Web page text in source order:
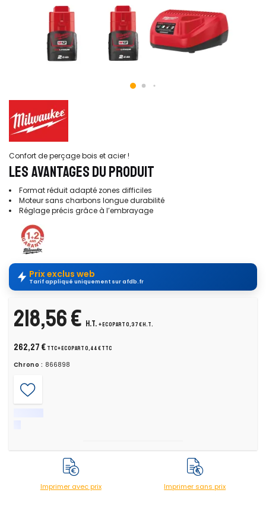
Confort de perçage bois et acier !
LES AVANTAGES DU PRODUIT
Format réduit adapté zones difficiles
Moteur sans charbons longue durabilité
Réglage précis grâce à l’embrayage
Prix exclus web
Tarif appliqué uniquement sur afdb.fr
218,56 € H.T. + ecopart 0,37 € H.T.
262,27 € TTC+ ecopart 0,44 € TTC
Chrono : 866898
Imprimer avec prix Imprimer sans prix